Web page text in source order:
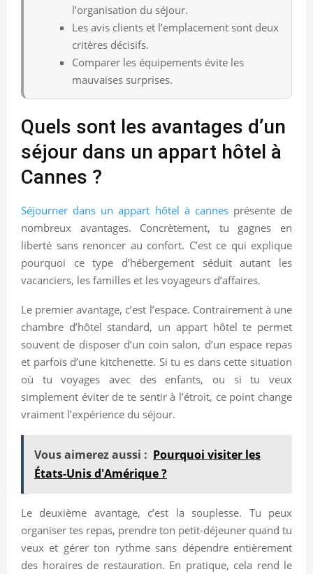
l’organisation du séjour.
Les avis clients et l’emplacement sont deux
critères décisifs.
Comparer les équipements évite les
mauvaises surprises.
Quels sont les avantages d’un
séjour dans un appart hôtel à
Cannes ?
Séjourner dans un appart hôtel à cannesprésente de
nombreux avantages. Concrètement, tu gagnes en
liberté sans renoncer au confort. C’est ce qui explique
pourquoi ce type d’hébergement séduit autant les
vacanciers, les familles et les voyageurs d’affaires.
Le premier avantage, c’est l’espace. Contrairement à une
chambre d’hôtel standard, un appart hôtel te permet
souvent de disposer d’un coin salon, d’un espace repas
et parfois d’une kitchenette. Si tu es dans cette situation
où tu voyages avec des enfants, ou si tu veux
simplement éviter de te sentir à l’étroit, ce point change
vraiment l’expérience du séjour.
Vous aimerez aussi : Pourquoi visiter les
États-Unis d'Amérique ?
Le deuxième avantage, c’est la souplesse. Tu peux
organiser tes repas, prendre ton petit-déjeuner quand tu
veux et gérer ton rythme sans dépendre entièrement
des horaires de restauration. En pratique, cela rend le